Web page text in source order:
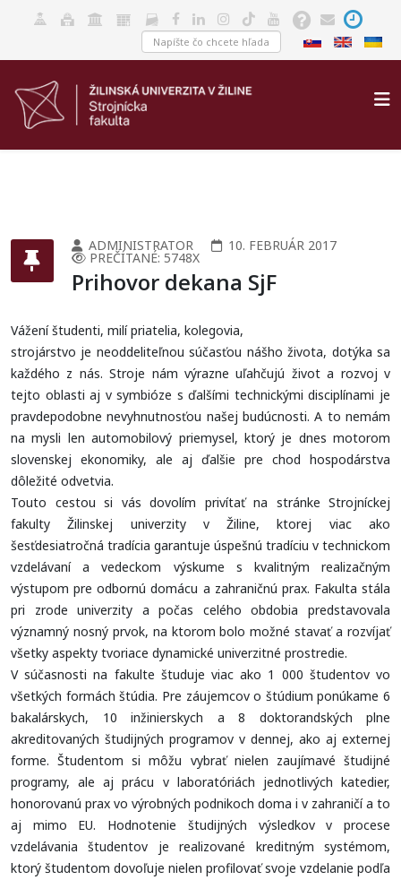
ADMINISTRATOR 10. FEBRUÁR 2017
PREČÍTANÉ: 5748X
Prihovor dekana SjF
Vážení študenti, milí priatelia, kolegovia,
strojárstvo je neoddeliteľnou súčasťou nášho života, dotýka sa
každého z nás. Stroje nám výrazne uľahčujú život a rozvoj v
tejto oblasti aj v symbióze s ďalšími technickými disciplínami je
pravdepodobne nevyhnutnosťou našej budúcnosti. A to nemám
na mysli len automobilový priemysel, ktorý je dnes motorom
slovenskej ekonomiky, ale aj ďalšie pre chod hospodárstva
dôležité odvetvia.
Touto cestou si vás dovolím privítať na stránke Strojníckej
fakulty Žilinskej univerzity v Žiline, ktorej viac ako
šesťdesiatročná tradícia garantuje úspešnú tradíciu v technickom
vzdelávaní a vedeckom výskume s kvalitným realizačným
výstupom pre odbornú domácu a zahraničnú prax. Fakulta stála
pri zrode univerzity a počas celého obdobia predstavovala
významný nosný prvok, na ktorom bolo možné stavať a rozvíjať
všetky aspekty tvoriace dynamické univerzitné prostredie.
V súčasnosti na fakulte študuje viac ako 1 000 študentov vo
všetkých formách štúdia. Pre záujemcov o štúdium ponúkame 6
bakalárskych, 10 inžinierskych a 8 doktorandských plne
akreditovaných študijných programov v dennej, ako aj externej
forme. Študentom si môžu vybrať nielen zaujímavé študijné
programy, ale aj prácu v laboratóriách jednotlivých katedier,
honorovanú prax vo výrobných podnikoch doma i v zahraničí a to
aj mimo EU. Hodnotenie študijných výsledkov v procese
vzdelávania študentov je realizované kreditným systémom,
ktorý študentom dovoľuje nielen profilovať svoje vzdelanie podľa